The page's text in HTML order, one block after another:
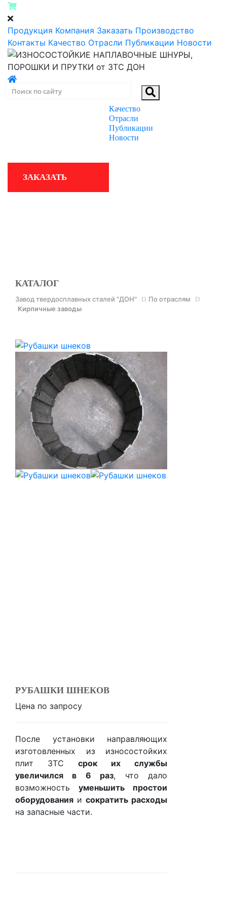
Продукция Компания Заказать Производство
Контакты Качество Отрасли Публикации Новости
ЗАКАЗАТЬ
Качество
Отрасли
Публикации
Новости
КАТАЛОГ
Завод твердосплавных сталей "ДОН"
По отраслям
Кирпичные заводы
РУБАШКИ ШНЕКОВ
Цена по запросу
После установки направляющих
изготовленных из износостойких
плит ЗТС срок их службы
увеличился в 6 раз, что дало
возможность уменьшить простои
оборудования и сократить расходы
на запасные части.